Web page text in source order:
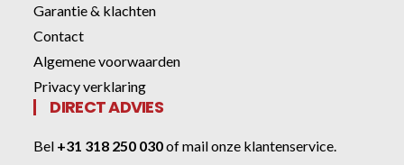
Garantie & klachten
Contact
Algemene voorwaarden
Privacy verklaring
DIRECT ADVIES
Bel +31 318 250 030ofmail onze klantenservice.